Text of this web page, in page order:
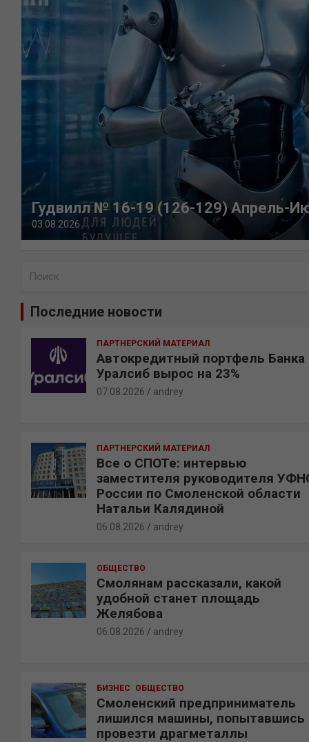
Гудвилл № 16-19 (126-129) Апрель-
03.08.2026
Последние новости
ПАРТНЕРСКИЙ МАТЕРИАЛ
Автокредитный портфель Банка
Уралсиб вырос на 23%
07.08.2026 andrey
ПАРТНЕРСКИЙ МАТЕРИАЛ
Все о СПОТе: интервью
заместителя руководителя
России по Смоленской области
Натальи Калядиной
06.08.2026 andrey
ОБЩЕСТВО
Смолянам рассказали, какой
удобной станет площадь
Желябова
06.08.2026 andrey
БИЗНЕС ОБЩЕСТВО
Смоленский предприниматель
лишился машины, попытавшись
провезти драгметаллы